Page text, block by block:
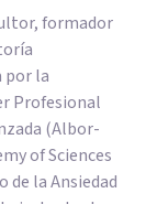
formador
por la
Profesional
(Albor-
of Sciences
de la Ansiedad